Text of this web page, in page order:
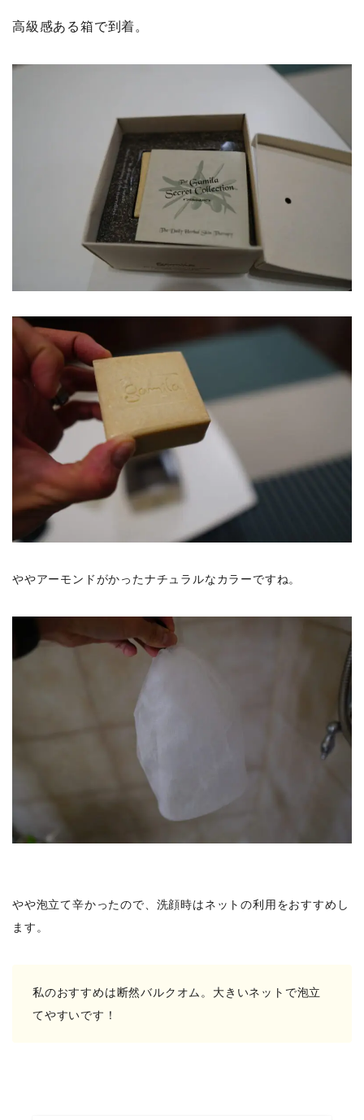
高級感ある箱で到着。
ややアーモンドがかったナチュラルなカラーですね。
やや泡立て辛かったので、洗顔時はネットの利用をおすすめし
ます。
私のおすすめは断然バルクオム。大きいネットで泡立
てやすいです！